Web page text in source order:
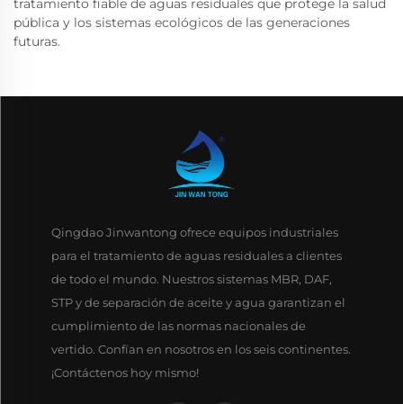
tratamiento fiable de aguas residuales que protege la salud
pública y los sistemas ecológicos de las generaciones
futuras.
Qingdao Jinwantong ofrece equipos industriales
para el tratamiento de aguas residuales a clientes
de todo el mundo. Nuestros sistemas MBR, DAF,
STP y de separación de aceite y agua garantizan el
cumplimiento de las normas nacionales de
vertido. Confían en nosotros en los seis continentes.
¡Contáctenos hoy mismo!